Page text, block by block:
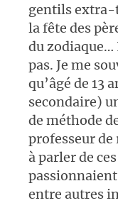
gentils extra-
la fête des
du zodiaque…
pas. Je me
qu’âgé de 13
secondaire)
de méthode
professeur
à parler de
entre autres